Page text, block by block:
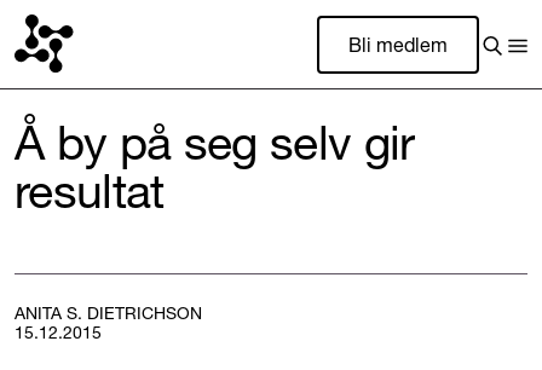
Bli medlem
Å by på seg selv gir
resultat
ANITA S. DIETRICHSON
15.12.2015